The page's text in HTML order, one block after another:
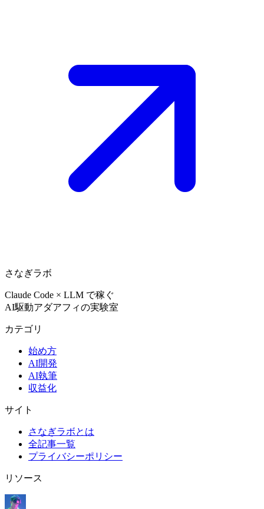
さなぎラボ
Claude Code × LLM で稼ぐ
AI駆動アダアフィの実験室
カテゴリ
始め方
AI開発
AI執筆
収益化
サイト
さなぎラボとは
全記事一覧
プライバシーポリシー
リソース